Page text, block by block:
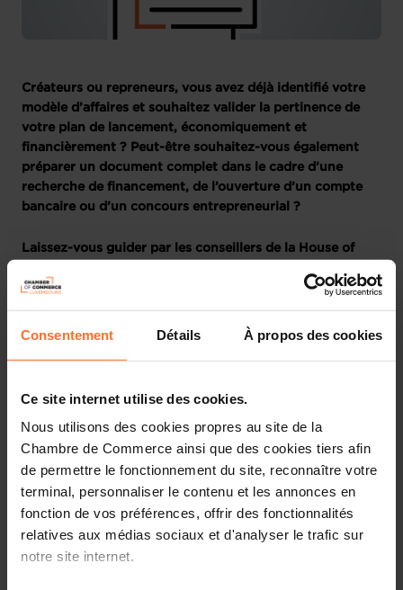
Consentement Détails À propos des cookies
Ce site internet utilise des cookies.
Nous utilisons des cookies propres au site de la
Chambre de Commerce ainsi que des cookies tiers afin
de permettre le fonctionnement du site, reconnaître votre
terminal, personnaliser le contenu et les annonces en
fonction de vos préférences, offrir des fonctionnalités
relatives aux médias sociaux et d'analyser le trafic sur
notre site internet.
Créateurs ou repreneurs, vous avez déjà identifié votre
modèle d’affaires et souhaitez valider la pertinence de
votre plan de lancement, économiquement et
financièrement ? Peut-être souhaitez-vous également
préparer un document complet dans le cadre d’une
recherche de financement, de l’ouverture d’un compte
bancaire ou d’un concours entrepreneurial ?
Laissez-vous guider par les conseillers de la House of
entrepreneurs au Luxembourg
Participez à notre prochaine session dédiée aux
tutoriel divisé en 2 parties, suivi d’une session de
questions-réponses en direct.
Voici un aperçu des thématiques abordées.
Première partie : Business Plan